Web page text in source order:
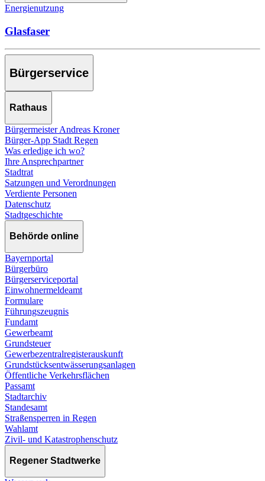
Energienutzung
Glasfaser
Bürgerservice
Rathaus
Bürgermeister Andreas Kroner
Bürger-App Stadt Regen
Was erledige ich wo?
Ihre Ansprechpartner
Stadtrat
Satzungen und Verordnungen
Verdiente Personen
Datenschutz
Stadtgeschichte
Behörde online
Bayernportal
Bürgerbüro
Bürgerserviceportal
Einwohnermeldeamt
Formulare
Führungszeugnis
Fundamt
Gewerbeamt
Grundsteuer
Gewerbezentralregisterauskunft
Grundstücksentwässerungsanlagen
Öffentliche Verkehrsflächen
Passamt
Stadtarchiv
Standesamt
Straßensperren in Regen
Wahlamt
Zivil- und Katastrophenschutz
Regener Stadtwerke